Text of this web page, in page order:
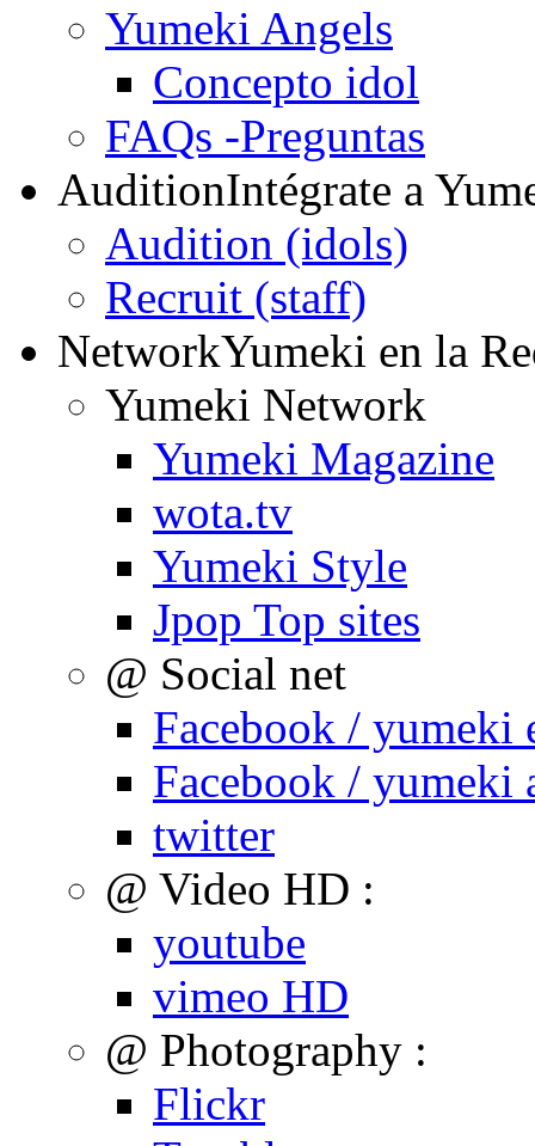
Yumeki Angels
Concepto idol
FAQs -Preguntas
AuditionIntégrate a
Audition (idols)
Recruit (staff)
NetworkYumeki en la
Yumeki Network
Yumeki Magazine
wota.tv
Yumeki Style
Jpop Top sites
@ Social net
Facebook / yumeki
Facebook / yumeki
twitter
@ Video HD :
youtube
vimeo HD
@ Photography :
Flickr